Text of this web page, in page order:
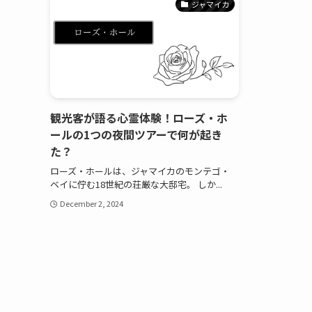
ジャマイカ
観光客が語る心霊体験！ローズ・ホ
ールの1つの夜間ツアーで何が起き
た？
ローズ・ホールは、ジャマイカのモンテゴ・
ベイに佇む18世紀の荘厳な大邸宅。 しか...
December 2, 2024